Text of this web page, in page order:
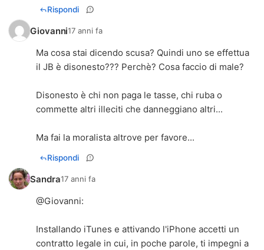
Rispondi
Giovanni17 anni fa
Ma cosa stai dicendo scusa? Quindi uno se effettua
il JB è disonesto??? Perchè? Cosa faccio di male?
Disonesto è chi non paga le tasse, chi ruba o
commette altri illeciti che danneggiano altri...
Ma fai la moralista altrove per favore...
Rispondi
Sandra17 anni fa
@Giovanni:
Installando iTunes e attivando l'iPhone accetti un
contratto legale in cui, in poche parole, ti impegni a